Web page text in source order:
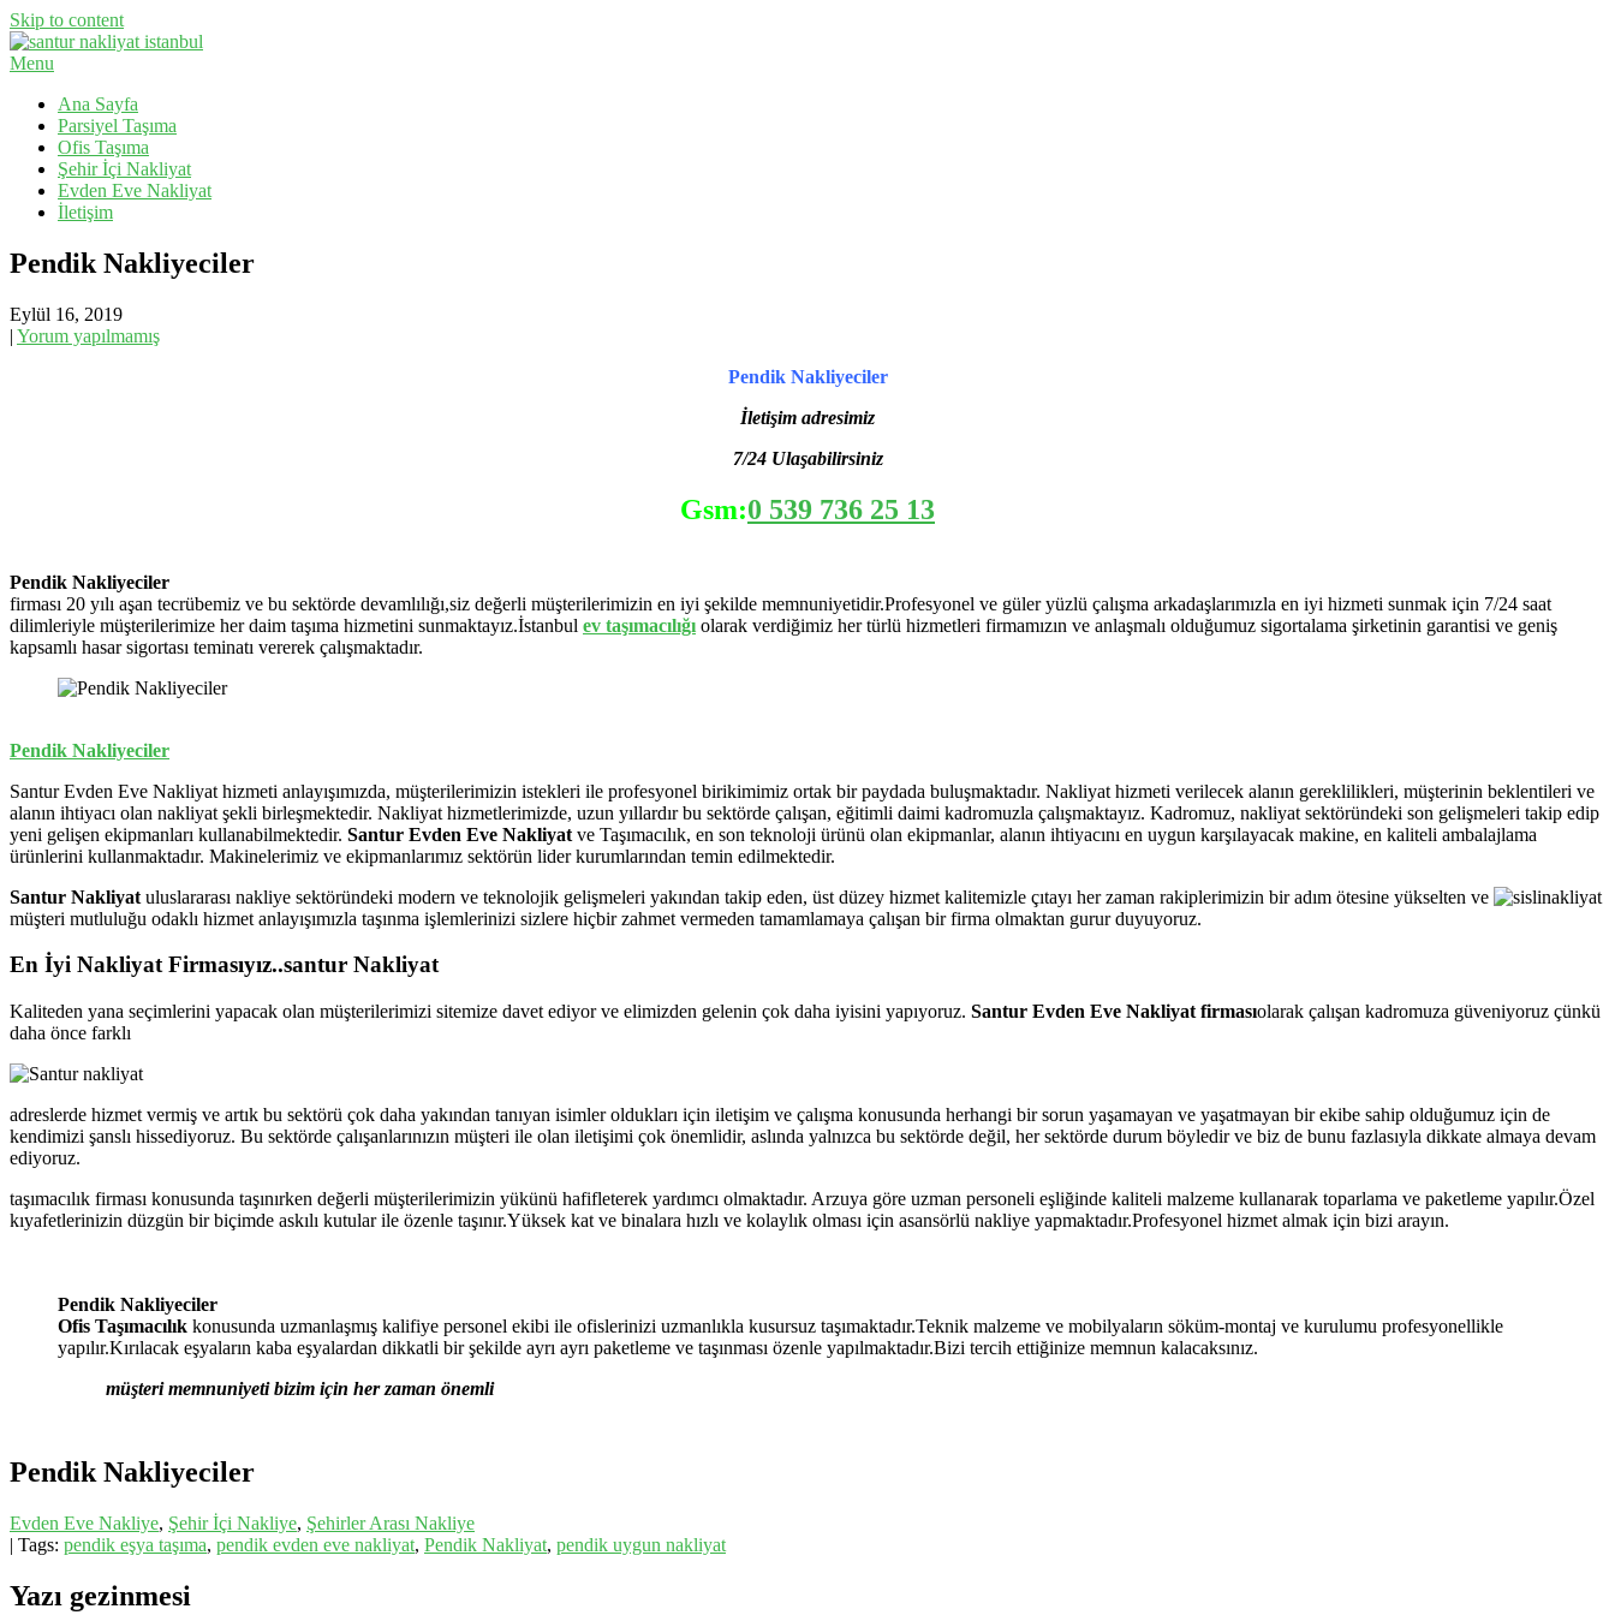
Skip to content
Santur Nakliyat
Menu
Ana Sayfa
Parsiyel Taşıma
Ofis Taşıma
Şehir İçi Nakliyat
Evden Eve Nakliyat
İletişim
Pendik Nakliyeciler
Eylül 16, 2019
| Yorum yapılmamış
Pendik Nakliyeciler
İletişim adresimiz
7/24 Ulaşabilirsiniz
Gsm:0 539 736 25 13
Pendik Nakliyeciler
firması 20 yılı aşan tecrübemiz ve bu sektörde devamlılığı,siz değerli müşterilerimizin en iyi şekilde memnuniyetidir.Profesyonel ve güler yüzlü çalışma arkadaşlarımızla en iyi hizmeti sunmak için 7/24 saat
dilimleriyle müşterilerimize her daim taşıma hizmetini sunmaktayız.İstanbul ev taşımacılığı olarak verdiğimiz her türlü hizmetleri firmamızın ve anlaşmalı olduğumuz sigortalama şirketinin garantisi ve geniş
kapsamlı hasar sigortası teminatı vererek çalışmaktadır.
Pendik Nakliyeciler
Santur Evden Eve Nakliyat hizmeti anlayışımızda, müşterilerimizin istekleri ile profesyonel birikimimiz ortak bir paydada buluşmaktadır. Nakliyat hizmeti verilecek alanın gereklilikleri, müşterinin beklentileri ve
alanın ihtiyacı olan nakliyat şekli birleşmektedir. Nakliyat hizmetlerimizde, uzun yıllardır bu sektörde çalışan, eğitimli daimi kadromuzla çalışmaktayız. Kadromuz, nakliyat sektöründeki son gelişmeleri takip edip
yeni gelişen ekipmanları kullanabilmektedir. Santur Evden Eve Nakliyat ve Taşımacılık, en son teknoloji ürünü olan ekipmanlar, alanın ihtiyacını en uygun karşılayacak makine, en kaliteli ambalajlama
ürünlerini kullanmaktadır. Makinelerimiz ve ekipmanlarımız sektörün lider kurumlarından temin edilmektedir.
Santur Nakliyat uluslararası nakliye sektöründeki modern ve teknolojik gelişmeleri yakından takip eden, üst düzey hizmet kalitemizle çıtayı her zaman rakiplerimizin bir adım ötesine yükselten ve
müşteri mutluluğu odaklı hizmet anlayışımızla taşınma işlemlerinizi sizlere hiçbir zahmet vermeden tamamlamaya çalışan bir firma olmaktan gurur duyuyoruz.
En İyi Nakliyat Firmasıyız..santur Nakliyat
Kaliteden yana seçimlerini yapacak olan müşterilerimizi sitemize davet ediyor ve elimizden gelenin çok daha iyisini yapıyoruz. Santur Evden Eve Nakliyat firmasıolarak çalışan kadromuza güveniyoruz çünkü
daha önce farklı
adreslerde hizmet vermiş ve artık bu sektörü çok daha yakından tanıyan isimler oldukları için iletişim ve çalışma konusunda herhangi bir sorun yaşamayan ve yaşatmayan bir ekibe sahip olduğumuz için de
kendimizi şanslı hissediyoruz. Bu sektörde çalışanlarınızın müşteri ile olan iletişimi çok önemlidir, aslında yalnızca bu sektörde değil, her sektörde durum böyledir ve biz de bunu fazlasıyla dikkate almaya devam
ediyoruz.
taşımacılık firması konusunda taşınırken değerli müşterilerimizin yükünü hafifleterek yardımcı olmaktadır. Arzuya göre uzman personeli eşliğinde kaliteli malzeme kullanarak toparlama ve paketleme yapılır.Özel
kıyafetlerinizin düzgün bir biçimde askılı kutular ile özenle taşınır.Yüksek kat ve binalara hızlı ve kolaylık olması için asansörlü nakliye yapmaktadır.Profesyonel hizmet almak için bizi arayın.
Pendik Nakliyeciler
Ofis Taşımacılık konusunda uzmanlaşmış kalifiye personel ekibi ile ofislerinizi uzmanlıkla kusursuz taşımaktadır.Teknik malzeme ve mobilyaların söküm-montaj ve kurulumu profesyonellikle
yapılır.Kırılacak eşyaların kaba eşyalardan dikkatli bir şekilde ayrı ayrı paketleme ve taşınması özenle yapılmaktadır.Bizi tercih ettiğinize memnun kalacaksınız.
müşteri memnuniyeti bizim için her zaman önemli
Pendik Nakliyeciler
Evden Eve Nakliye, Şehir İçi Nakliye, Şehirler Arası Nakliye
| Tags: pendik eşya taşıma, pendik evden eve nakliyat, Pendik Nakliyat, pendik uygun nakliyat
Yazı gezinmesi